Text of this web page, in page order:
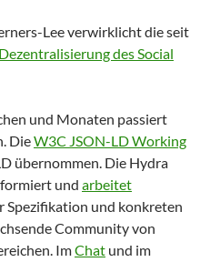
Lee verwirklicht die seit
des Social
und Monaten passiert
DieW3C JSON-LD Working
übernommen. Die Hydra
und arbeitet
Spezifikation und konkreten
Community von
ImChat und im